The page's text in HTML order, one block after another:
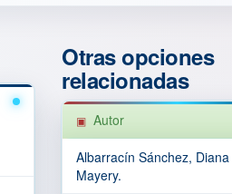
Otras opciones
relacionadas
Autor
Albarracín Sánchez, Diana
Mayery.